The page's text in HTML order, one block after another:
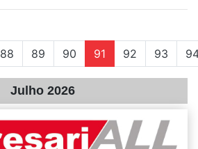
88 89 90 91 92 93
Julho 2026